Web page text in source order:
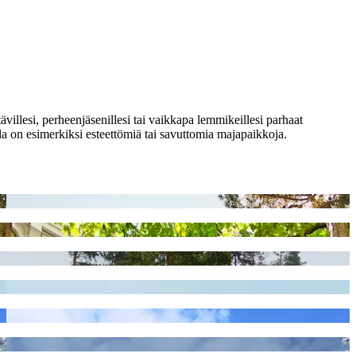
perheenjäsenillesi tai vaikkapa lemmikeillesi parhaat
esimerkiksi esteettömiä tai savuttomia majapaikkoja.